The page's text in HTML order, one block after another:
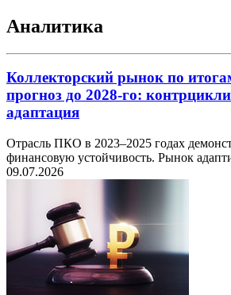
Аналитика
Коллекторский рынок по
прогноз до 2028-го:
адаптация
Отрасль ПКО в 2023–2025 годах
финансовую устойчивость. Рынок
09.07.2026